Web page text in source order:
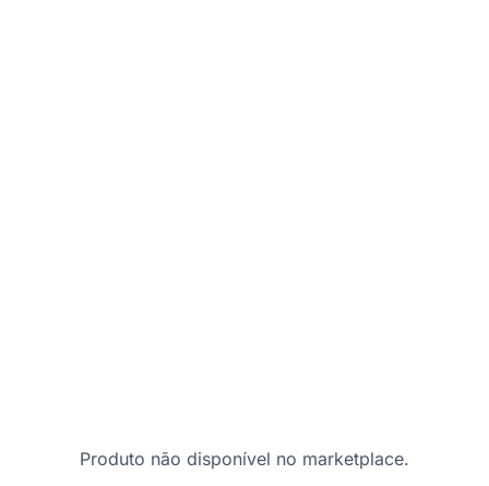
Produto não disponível no marketplace.